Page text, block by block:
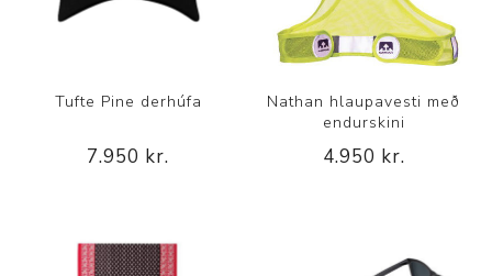
Tufte Pine derhúfa
7.950 kr.
Nathan hlaupavesti með
endurskini
4.950 kr.